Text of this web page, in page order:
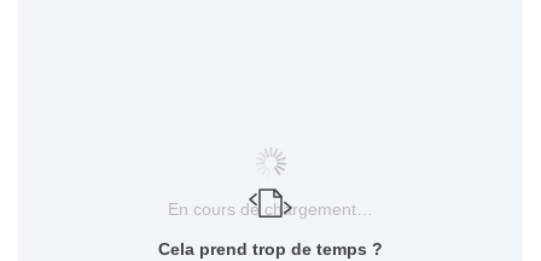
En cours de chargement…
Cela prend trop de temps ?